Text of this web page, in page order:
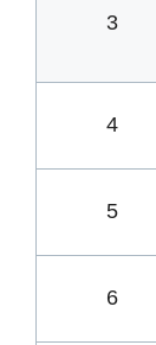
3
4
5
6